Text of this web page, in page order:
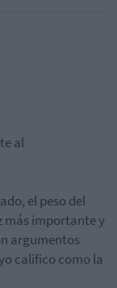
al
el peso del
más importante y
argumentos
califico como la